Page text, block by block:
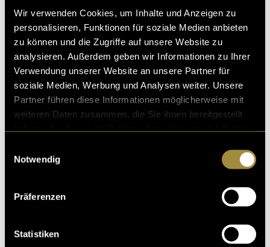
Wir verwenden Cookies, um Inhalte und Anzeigen zu
personalisieren, Funktionen für soziale Medien anbieten
zu können und die Zugriffe auf unsere Website zu
analysieren. Außerdem geben wir Informationen zu Ihrer
Verwendung unserer Website an unsere Partner für
soziale Medien, Werbung und Analysen weiter. Unsere
Partner führen diese Informationen möglicherweise mit
weiteren Daten zusammen, die Sie ihnen bereitgestellt
Notwendig
Präferenzen
Statistiken
Erkenntnisse
Durch dieses Projekt konnte ich neue Erfahrungen im
Bereich Videografie sammeln und mein Verständnis
für die Planung, Aufnahme und Nachbearbeitung von
Videomaterial erweitern. Besonders deutlich wurde
Elemente für die Wirkung eines Videos ist. Neben den
eigentlichen Aufnahmen spielen auch Schnitt, Musik,
Farbgestaltung und Rhythmus eine entscheidende
Rolle. Erst durch das Zusammenspiel dieser